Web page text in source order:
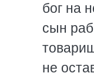
бог на
сын
не